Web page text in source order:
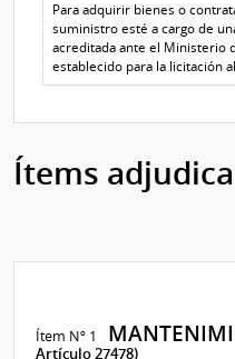
Para adquirir bienes o
suministro esté a cargo de
acreditada ante el Ministerio
establecido para la licitación
Ítems
Ítem Nº 1
Artículo 27478)